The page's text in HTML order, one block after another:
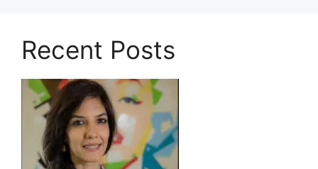
Recent Posts